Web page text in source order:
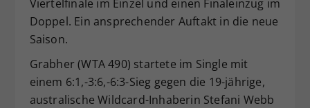
Viertelfinale im Einzel und einen Finaleinzug im
Doppel. Ein ansprechender Auftakt in die neue
Saison.
Grabher (WTA 490) startete im Single mit
einem 6:1,-3:6,-6:3-Sieg gegen die 19-jährige,
australische Wildcard-Inhaberin Stefani Webb